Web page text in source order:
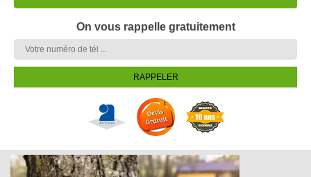
On vous rappelle gratuitement